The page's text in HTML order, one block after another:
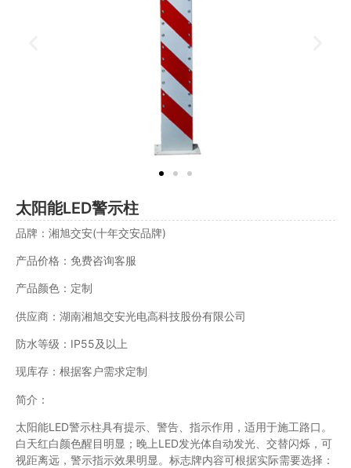
太阳能LED警示柱
品牌：湘旭交安(十年交安品牌)
产品价格：免费咨询客服
产品颜色：定制
供应商：湖南湘旭交安光电高科技股份有限公司
防水等级：IP55及以上
现库存：根据客户需求定制
简介：
太阳能LED警示柱具有提示、警告、指示作用，适用于施工路口。
白天红白颜色醒目明显；晚上LED发光体自动发光、交替闪烁，可
视距离远，警示指示效果明显。标志牌内容可根据实际需要选择：